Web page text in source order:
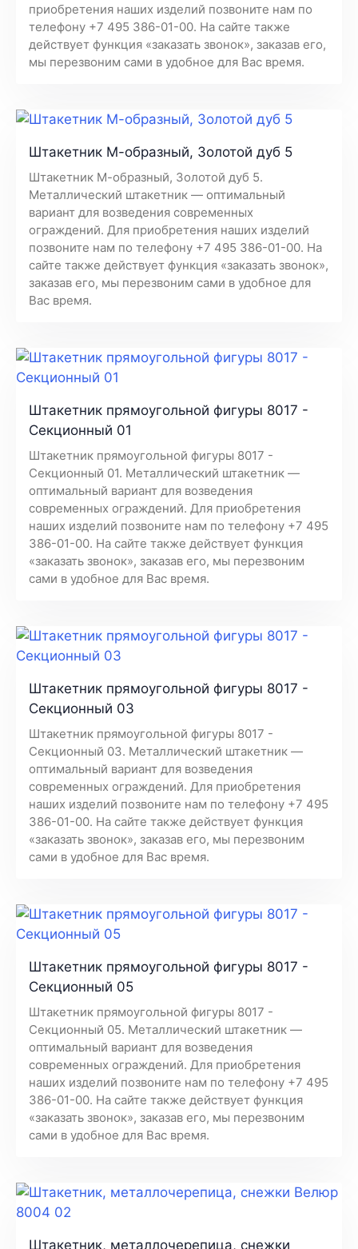
приобретения наших изделий позвоните нам по
телефону +7 495 386-01-00. На сайте также
действует функция «заказать звонок», заказав его,
мы перезвоним сами в удобное для Вас время.
Штакетник М-образный, Золотой дуб 5
Штакетник М-образный, Золотой дуб 5.
Металлический штакетник — оптимальный
вариант для возведения современных
ограждений. Для приобретения наших изделий
позвоните нам по телефону +7 495 386-01-00. На
сайте также действует функция «заказать звонок»,
заказав его, мы перезвоним сами в удобное для
Вас время.
Штакетник прямоугольной фигуры 8017 -
Секционный 01
Штакетник прямоугольной фигуры 8017 -
Секционный 01. Металлический штакетник —
оптимальный вариант для возведения
современных ограждений. Для приобретения
наших изделий позвоните нам по телефону +7 495
386-01-00. На сайте также действует функция
«заказать звонок», заказав его, мы перезвоним
сами в удобное для Вас время.
Штакетник прямоугольной фигуры 8017 -
Секционный 03
Штакетник прямоугольной фигуры 8017 -
Секционный 03. Металлический штакетник —
оптимальный вариант для возведения
современных ограждений. Для приобретения
наших изделий позвоните нам по телефону +7 495
386-01-00. На сайте также действует функция
«заказать звонок», заказав его, мы перезвоним
сами в удобное для Вас время.
Штакетник прямоугольной фигуры 8017 -
Секционный 05
Штакетник прямоугольной фигуры 8017 -
Секционный 05. Металлический штакетник —
оптимальный вариант для возведения
современных ограждений. Для приобретения
наших изделий позвоните нам по телефону +7 495
386-01-00. На сайте также действует функция
«заказать звонок», заказав его, мы перезвоним
сами в удобное для Вас время.
Штакетник, металлочерепица, снежки